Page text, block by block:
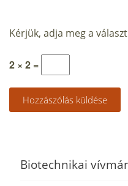
Kérjük, adja meg a
2 × 2 =
Biotechnikai